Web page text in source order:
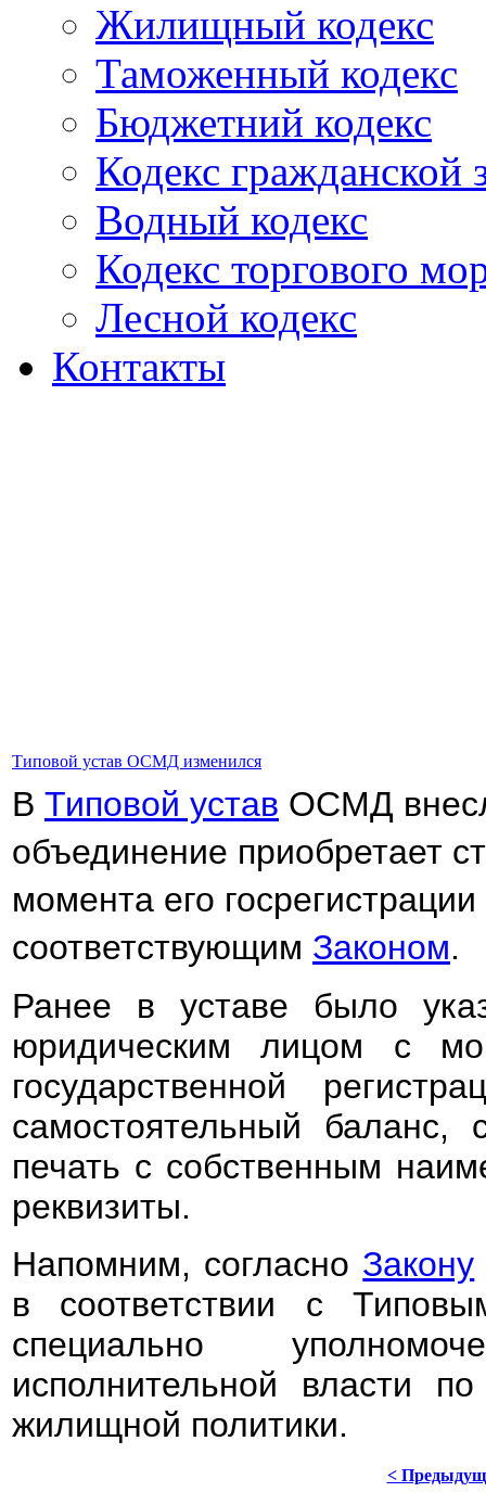
Жилищный кодекс
Таможенный кодекс
Бюджетний кодекс
Кодекс гражданской
Водный кодекс
Кодекс торгового
Лесной кодекс
Контакты
Типовой устав ОСМД изменился
В Типовой устав ОСМД
объединение приобретает
момента его
соответствующим Законом.
Ранее в уставе было
юридическим лицом с
государственной
самостоятельный баланс,
печать с собственным
реквизиты.
Напомним, согласно Закону
в соответствии с
специально
исполнительной власти
жилищной политики.
<